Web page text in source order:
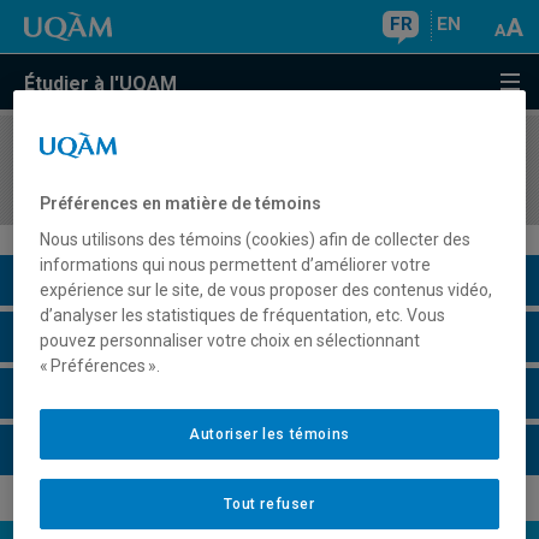
FR EN
Étudier à l'UQAM
COURS//
Description du cours
Horaire - Été 2026
Préférences en matière de témoins
Nous utilisons des témoins (cookies) afin de collecter des
informations qui nous permettent d’améliorer votre
expérience sur le site, de vous proposer des contenus vidéo,
d’analyser les statistiques de fréquentation, etc. Vous
pouvez personnaliser votre choix en sélectionnant
« Préférences ».
Tout refuser
Autoriser les témoins